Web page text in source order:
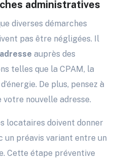
administratives
diverses démarches
pas être négligées. Il
auprès des
telles que la CPAM, la
De plus, pensez à
nouvelle adresse.
locataires doivent donner
un préavis variant entre un
Cette étape préventive